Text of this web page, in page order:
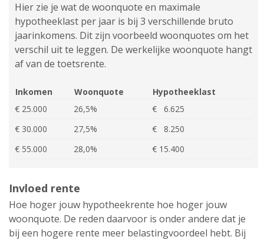
Hier zie je wat de woonquote en maximale
hypotheeklast per jaar is bij 3 verschillende bruto
jaarinkomens. Dit zijn voorbeeld woonquotes om het
verschil uit te leggen. De werkelijke woonquote hangt
af van de toetsrente.
Inkomen Woonquote
Hypotheeklast
€ 25.000
26,5%
€ 6.625
€ 30.000
27,5%
€ 8.250
€ 55.000
28,0% € 15.400
Invloed rente
Hoe hoger jouw hypotheekrente hoe hoger jouw
woonquote. De reden daarvoor is onder andere dat je
bij een hogere rente meer belastingvoordeel hebt. Bij